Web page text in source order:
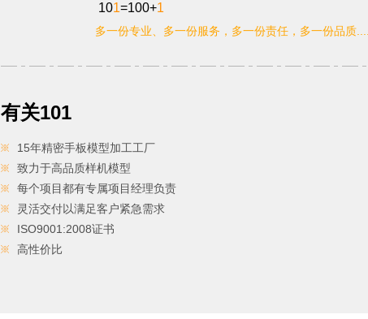
101=100+1
多一份专业、多一份服务，多一份责任，多一份品质
有关101
15年精密手板模型加工工厂
致力于高品质样机模型
每个项目都有专属项目经理负责
灵活交付以满足客户紧急需求
ISO9001:2008证书
高性价比